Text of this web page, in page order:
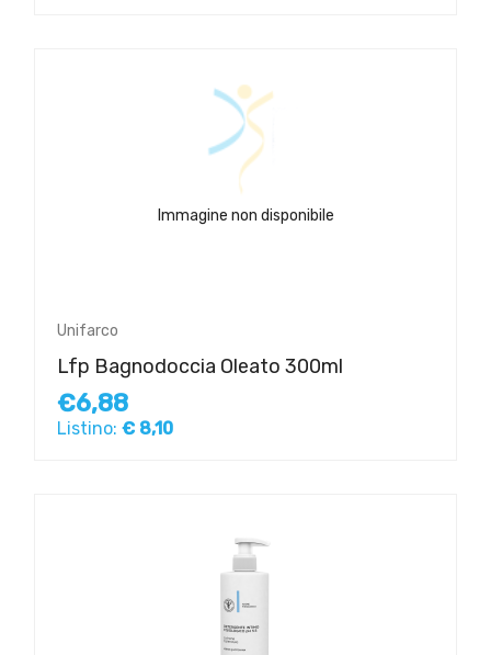
Immagine non disponibile
Unifarco
Lfp Bagnodoccia Oleato 300ml
€6,88
Listino: € 8,10